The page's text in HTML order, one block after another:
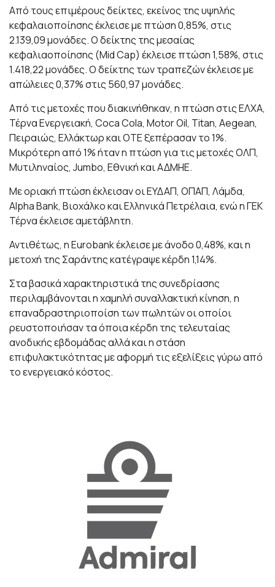
Από τους επιμέρους δείκτες, εκείνος της υψηλής
κεφαλαιοποίησης έκλεισε με πτώση 0,85%, στις
2.139,09 μονάδες. Ο δείκτης της μεσαίας
κεφαλιαοποίησης (Mid Cap) έκλεισε πτώση 1,58%, στις
1.418,22 μονάδες. Ο δείκτης των τραπεζών έκλεισε με
απώλειες 0,37% στις 560,97 μονάδες.
Από τις μετοχές που διακινήθηκαν, η πτώση στις ΕΛΧΑ,
Τέρνα Ενεργειακή, Coca Cola, Motor Oil, Titan, Aegean,
Πειραιώς, Ελλάκτωρ και ΟΤΕ ξεπέρασαν το 1%.
Μικρότερη από 1% ήταν η πτώση για τις μετοχές ΟΛΠ,
Μυτιληναίος, Jumbo, Εθνική και ΑΔΜΗΕ.
Με οριακή πτώση έκλεισαν οι ΕΥΔΑΠ, ΟΠΑΠ, Λάμδα,
Alpha Bank, Βιοχάλκο και Ελληνικά Πετρέλαια, ενώ η ΓΕΚ
Τέρνα έκλεισε αμετάβλητη.
Αντιθέτως, η Eurobank έκλεισε με άνοδο 0,48%, και η
μετοχή της Σαράντης κατέγραψε κέρδη 1,14%.
Στα βασικά χαρακτηριστικά της συνεδρίασης
περιλαμβάνονται η χαμηλή συναλλακτική κίνηση, η
επαναδραστηριοποίση των πωλητών οι οποίοι
ρευστοποιήσαν τα όποια κέρδη της τελευταίας
ανοδικής εβδομάδας αλλά και η στάση
επιφυλακτικότητας με αφορμή τις εξελίξεις γύρω από
το ενεργειακό κόστος.